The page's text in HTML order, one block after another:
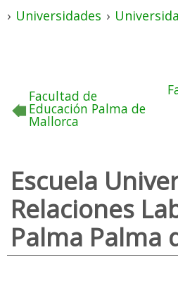
› Universidades ›
Facultad de
Educación Palma de
Mallorca
Escuela
Relaciones
Palma Palma